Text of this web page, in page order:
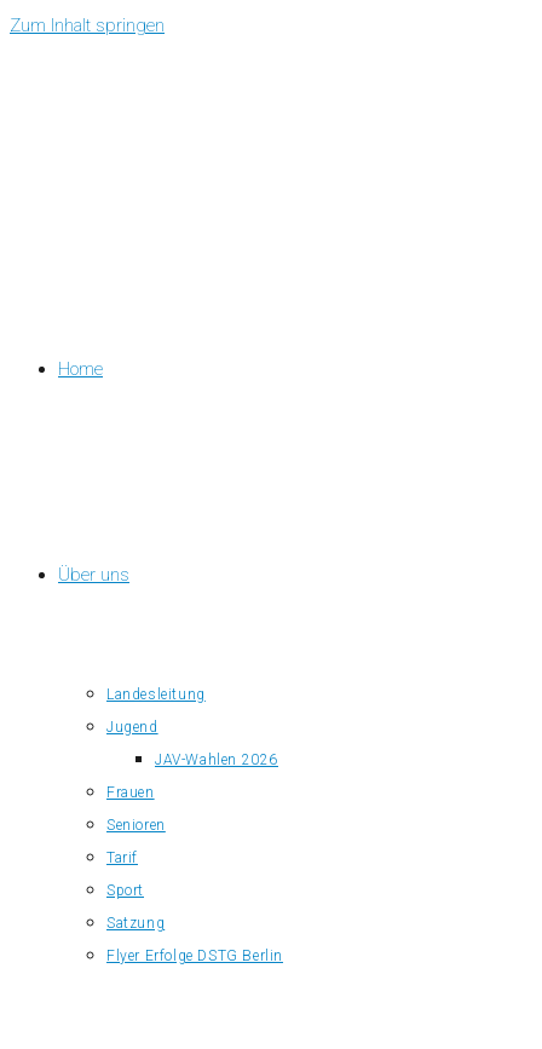
Zum Inhalt springen
Home
Über uns
Landesleitung
Jugend
JAV-Wahlen 2026
Frauen
Senioren
Tarif
Sport
Satzung
Flyer Erfolge DSTG Berlin